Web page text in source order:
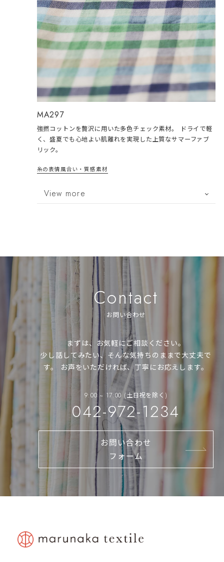
MA297
強撚コットンを贅沢に用いた多色チェック素材。 ドライで軽
く、盛夏でも心地よい肌離れを実現した上質なサマーファブ
リック。
糸の表情 風合い・質感素材
View more
Contact
お問い合わせ
まずは、お気軽にご相談ください。
少し話してみたい、そんな気持ちのままで大丈夫で
す。
お声をいただければ、丁寧にお応えします。
9:00 ~ 17:00 (土日祝を除く)
042-972-1234
お問い合わせ
フォーム